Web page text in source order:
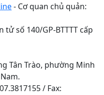
- Cơ quan chủ quản:
số 140/GP-BTTTT cấp
Tân Trào, phường Minh
/ Fax: